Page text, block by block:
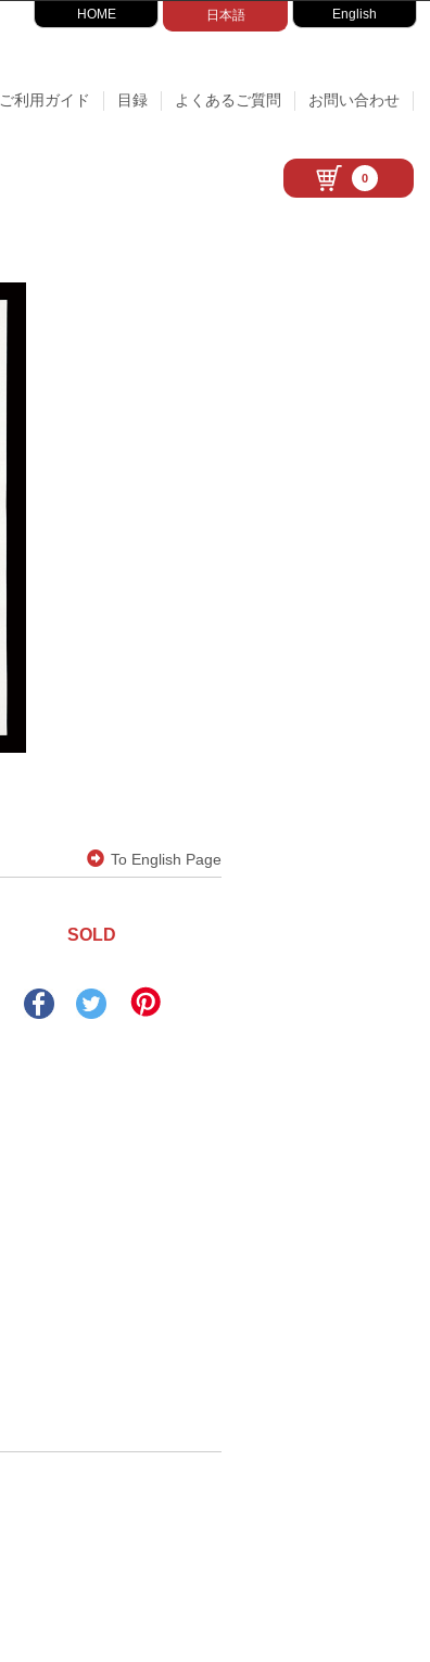
HOME 日本語 English
ご利用ガイド 目録 よくあるご質問 お問い合わせ
0
To English Page
SOLD